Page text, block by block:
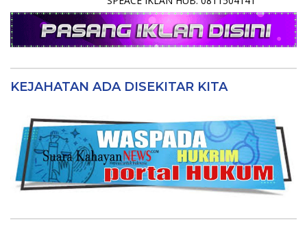
KEJAHATAN ADA DISEKITAR KITA